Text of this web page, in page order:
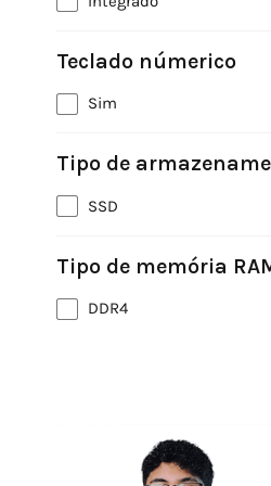
Teclado númerico
Sim
Tipo de
SSD
Tipo de memória
DDR4